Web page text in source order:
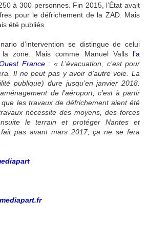
à 300 personnes. Fin 2015, l’État avait
pour le défrichement de la ZAD. Mais
été publiés.
d’intervention se distingue de celui
la zone. Mais comme Manuel Valls l’a
France: « L’évacuation, c’est pour
Il ne peut pas y avoir d’autre voie. La
publique) dure jusqu’en janvier 2018.
de l’aéroport, c’est à partir
les travaux de défrichement aient été
nécessite des moyens, des forces
le terrain et protéger Nantes et
pas avant mars 2017, ça ne se fera